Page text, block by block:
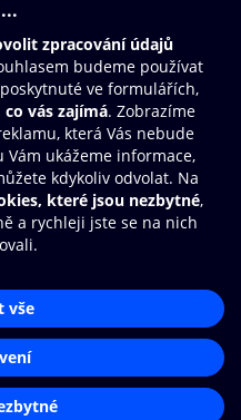
O2 Knihovna
své e-knihy a
rychleji a pohodlněji.